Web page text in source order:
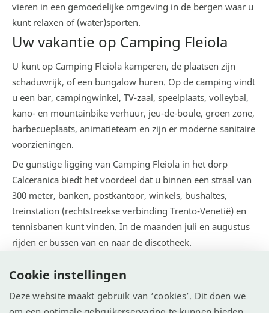
vieren in een gemoedelijke omgeving in de bergen waar u
kunt relaxen of (water)sporten.
Uw vakantie op Camping Fleiola
U kunt op Camping Fleiola kamperen, de plaatsen zijn
schaduwrijk, of een bungalow huren. Op de camping vindt
u een bar, campingwinkel, TV-zaal, speelplaats, volleybal,
kano- en mountainbike verhuur, jeu-de-boule, groen zone,
barbecueplaats, animatieteam en zijn er moderne sanitaire
voorzieningen.
De gunstige ligging van Camping Fleiola in het dorp
Calceranica biedt het voordeel dat u binnen een straal van
300 meter, banken, postkantoor, winkels, bushaltes,
treinstation (rechtstreekse verbinding Trento-Venetië) en
tennisbanen kunt vinden. In de maanden juli en augustus
rijden er bussen van en naar de discotheek.
Alle aanbieders
Cookie instellingen
Deze website maakt gebruik van ‘cookies’. Dit doen we